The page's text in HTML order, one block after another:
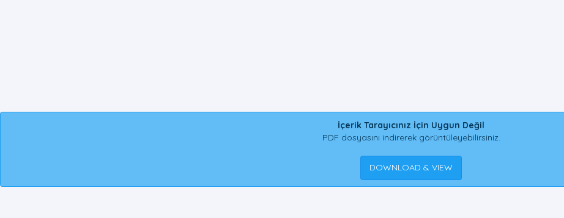
İçerik Tarayıcınız İçin Uygun Değil
PDF dosyasını indirerek görüntüleyebilirsiniz.
DOWNLOAD & VIEW